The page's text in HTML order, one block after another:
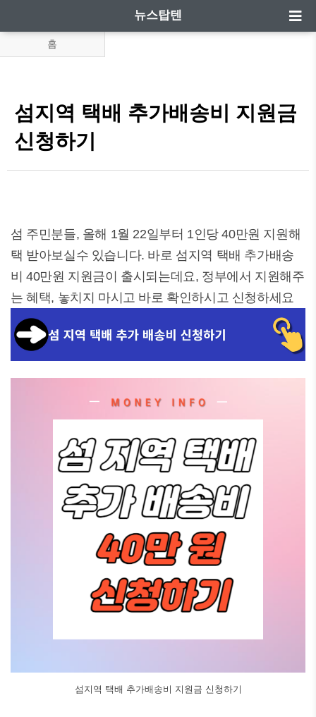
뉴스탑텐
홈
섬지역 택배 추가배송비 지원금
신청하기
섬 주민분들, 올해 1월 22일부터 1인당 40만원 지원해
택 받아보실수 있습니다. 바로 섬지역 택배 추가배송
비 40만원 지원금이 출시되는데요, 정부에서 지원해주
는 혜택, 놓치지 마시고 바로 확인하시고 신청하세요
섬지역 택배 추가배송비 지원금 신청하기